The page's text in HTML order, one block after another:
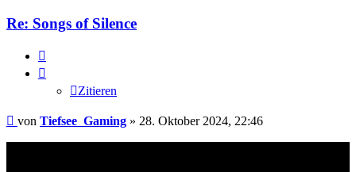
Re: Songs of Silence
Zitieren
Beitrag
von Tiefsee_Gaming » 28. Oktober 2024, 22:46